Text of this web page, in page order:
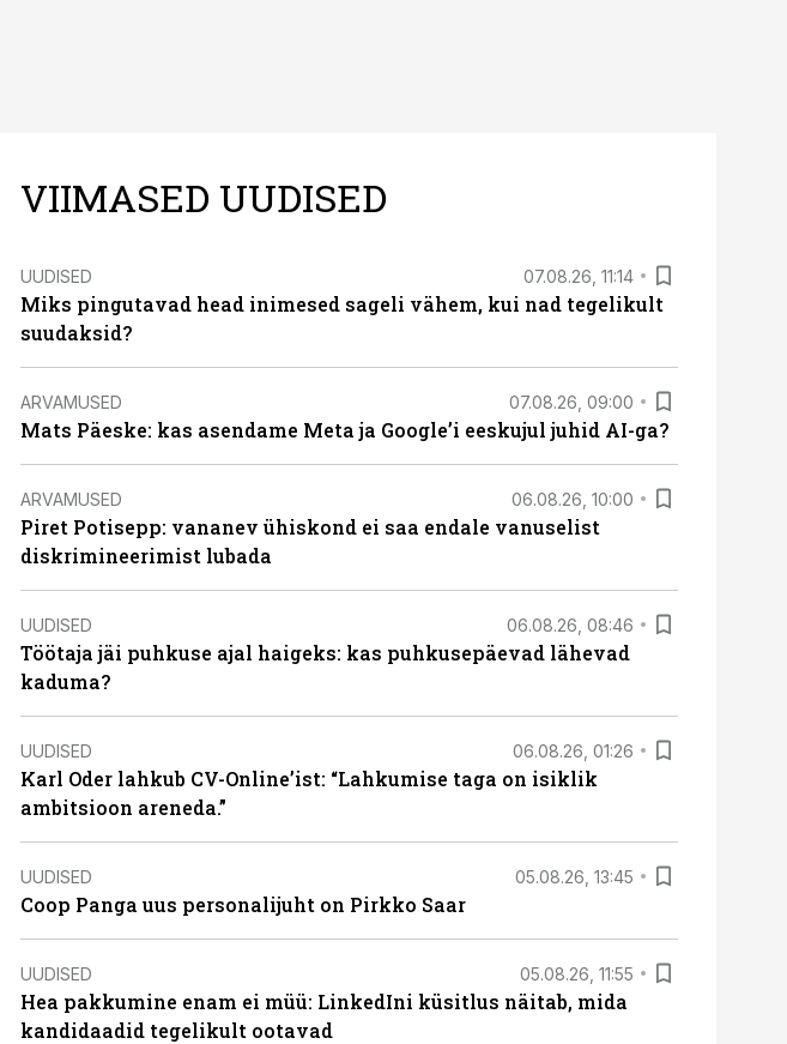
VIIMASED UUDISED
UUDISED 07.08.26, 11:14
Miks pingutavad head inimesed sageli vähem, kui nad tegelikult
suudaksid?
ARVAMUSED 07.08.26, 09:00
Mats Päeske: kas asendame Meta ja Google’i eeskujul juhid AI-ga?
ARVAMUSED 06.08.26, 10:00
Piret Potisepp: vananev ühiskond ei saa endale vanuselist
diskrimineerimist lubada
UUDISED 06.08.26, 08:46
Töötaja jäi puhkuse ajal haigeks: kas puhkusepäevad lähevad
kaduma?
UUDISED 06.08.26, 01:26
Karl Oder lahkub CV-Online’ist: “Lahkumise taga on isiklik
ambitsioon areneda.”
UUDISED 05.08.26, 13:45
Coop Panga uus personalijuht on Pirkko Saar
UUDISED 05.08.26, 11:55
Hea pakkumine enam ei müü: LinkedIni küsitlus näitab, mida
kandidaadid tegelikult ootavad